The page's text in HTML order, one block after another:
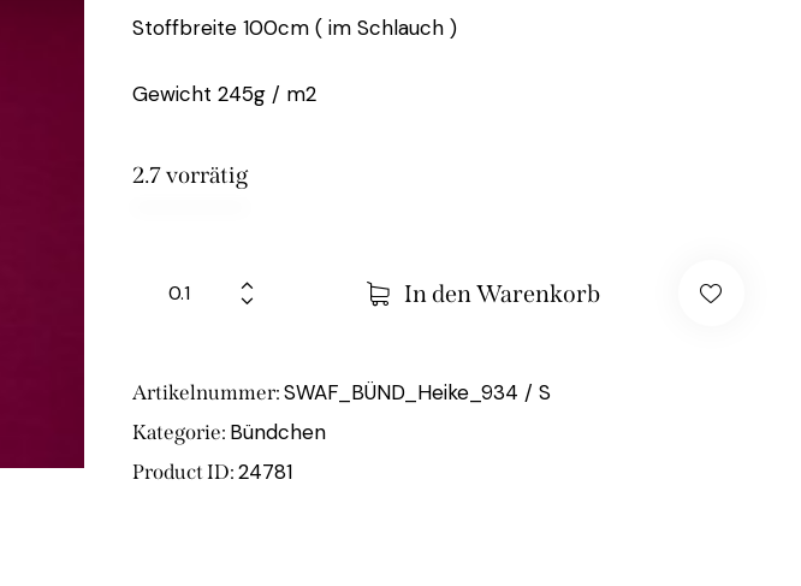
Stoffbreite 100cm ( im Schlauch )
Gewicht 245g / m2
2.7 vorrätig
In den Warenkorb
Artikelnummer:SWAF_BÜND_Heike_934 / S
Kategorie: Bündchen
Product ID:24781